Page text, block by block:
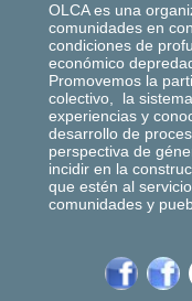
OLCA es una
comunidades en
condiciones de
económico
Promovemos la
colectivo, la
experiencias y
desarrollo de
perspectiva de
incidir en la
que estén al
comunidades y